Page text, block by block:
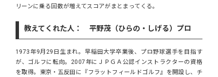
リーンに乗る回数が増えてスコアがまとまってくる。
教えてくれた人： 平野茂（ひらの・しげる）プロ
1973年9月29日生まれ。早稲田大学卒業後、プロ野球選手を目指す
が、ゴルフに転向。2007年にＪＰＧＡ公認インストラクターの資格
を取得。東京・五反田に『フラットフィールドゴルフ』を開設し、チ